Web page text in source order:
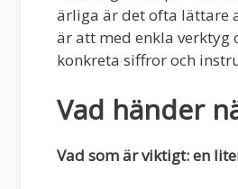
ärliga är det ofta lättare
är att med enkla
konkreta siffror och
Vad händer
Vad som är viktigt: en